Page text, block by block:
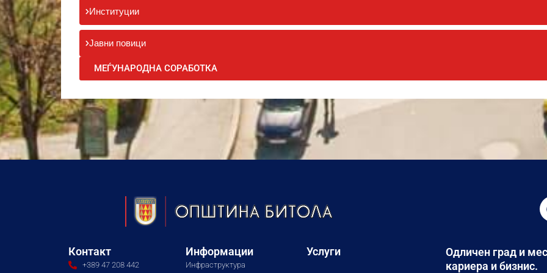
Институции
Јавни повици
МЕЃУНАРОДНА СОРАБОТКА
Контакт
+389 47 208 442
Информации
Инфраструктура
Услуги
Одличен град и
кариера и бизнис.